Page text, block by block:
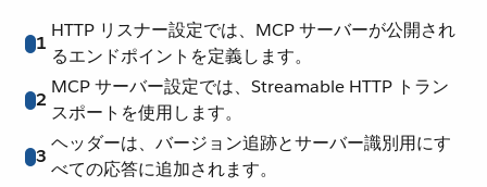
1
HTTP リスナー設定では、MCP サーバーが公開され
るエンドポイントを定義します。
2
MCP サーバー設定では、Streamable HTTP トラン
スポートを使用します。
3
ヘッダーは、バージョン追跡とサーバー識別用にす
べての応答に追加されます。